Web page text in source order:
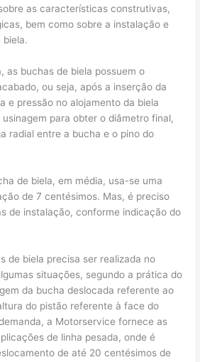
as características construtivas,
bem como sobre a instalação e
biela.
as buchas de biela possuem o
ou seja, após a inserção da
e pressão no alojamento da biela
para obter o diâmetro final,
radial entre a bucha e o pino do
de biela, em média, usa-se uma
de 7 centésimos. Mas, é preciso
de instalação, conforme indicação do
de biela precisa ser realizada no
situações, segundo a prática do
da bucha deslocada referente ao
do pistão referente à face do
a Motorservice fornece as
de linha pesada, onde é
de até 20 centésimos de